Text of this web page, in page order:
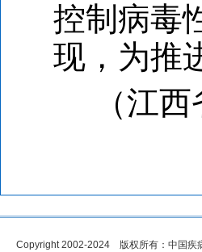
控制病毒
现，为推
（江
Copyright 2002-2024 版权所有：中国疾